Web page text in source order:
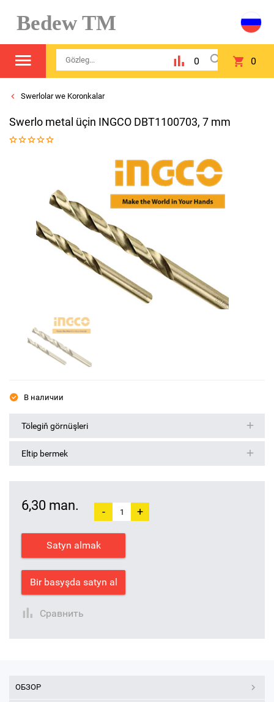
Bedew TM
0 0
Swerlolar we Koronkalar
Swerlo metal üçin INGCO DBT1100703, 7 mm
В наличии
Tölegiň görnüşleri
Eltip bermek
6,30 man. - +
Satyn almak
Bir basyşda satyn al
Сравнить
ОБЗОР